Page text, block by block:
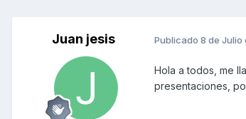
Juan jesis Publicado 8 de Julio
Hola a todos, me
presentaciones,